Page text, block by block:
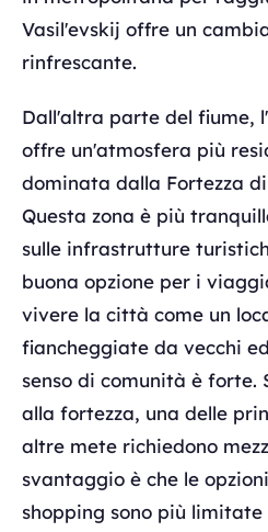
Vasil'evskij offre un
rinfrescante.
Dall'altra parte del fiume,
offre un'atmosfera più
dominata dalla Fortezza
Questa zona è più
sulle infrastrutture
buona opzione per i
vivere la città come un
fiancheggiate da vecchi
senso di comunità è forte.
alla fortezza, una delle
altre mete richiedono
svantaggio è che le
shopping sono più